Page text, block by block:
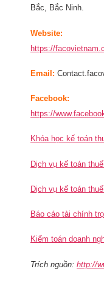
Bắc, Bắc Ninh.
Website:
https://
Email:
Facebook:
https://
Khóa học kế toán
Dịch vụ kế toán
Dịch vụ kế toán
Báo cáo tài chính
Kiểm toán doanh
Trích nguồn: http://